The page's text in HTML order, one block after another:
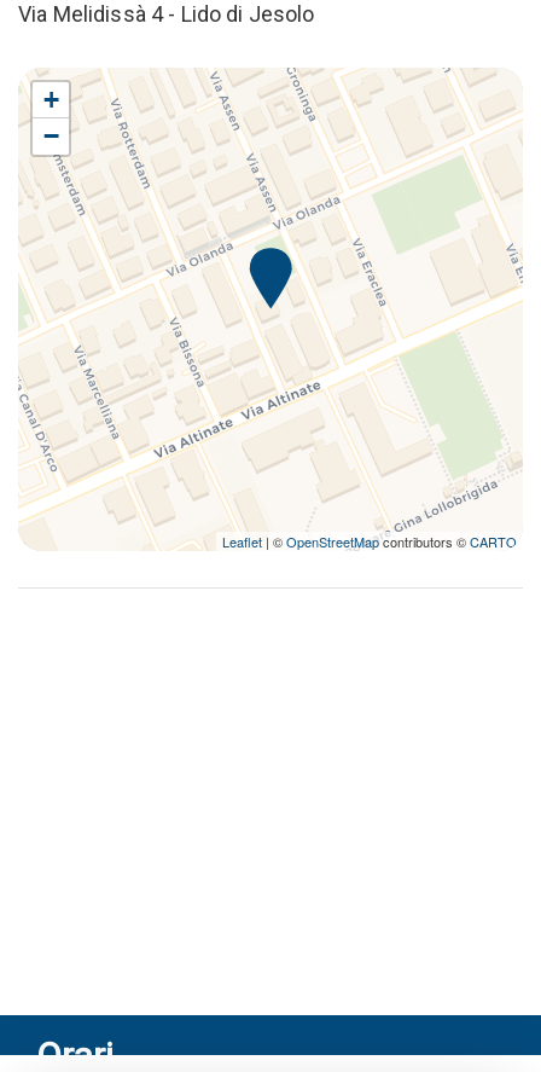
Via Melidissà 4 - Lido di Jesolo
+
−
Leaflet | ©OpenStreetMapcontributors ©CARTO
Orari